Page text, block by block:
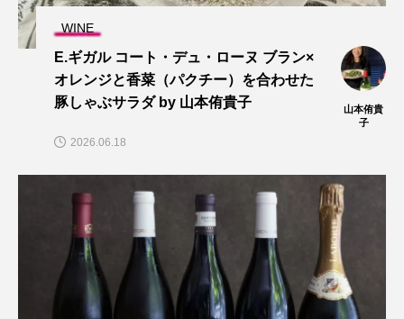
WINE
E.ギガル コート・デュ・ローヌ ブラン×
オレンジと香菜（パクチー）を合わせた
豚しゃぶサラダ by 山本侑貴子
山本侑貴
子
2026.06.18